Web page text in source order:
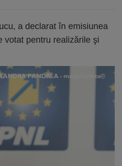
a declarat în emisiunea
votat pentru realizările şi